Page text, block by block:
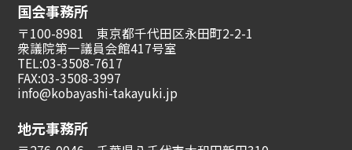
国会事務所
〒100-8981 東京都千代田区永田町2-2-1
衆議院第一議員会館417号室
TEL:03-3508-7617
FAX:03-3508-3997
info@kobayashi-takayuki.jp
地元事務所